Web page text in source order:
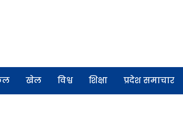
खेल विश्व शिक्षा प्रदेश समाचार